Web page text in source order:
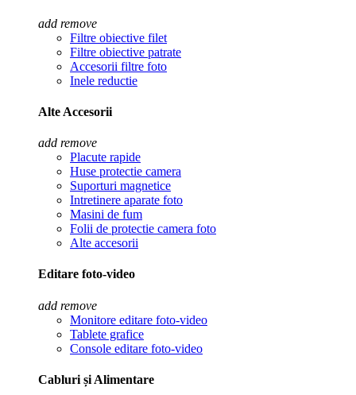
add remove
Filtre obiective filet
Filtre obiective patrate
Accesorii filtre foto
Inele reductie
Alte Accesorii
add remove
Placute rapide
Huse protectie camera
Suporturi magnetice
Intretinere aparate foto
Masini de fum
Folii de protectie camera foto
Alte accesorii
Editare foto-video
add remove
Monitore editare foto-video
Tablete grafice
Console editare foto-video
Cabluri și Alimentare